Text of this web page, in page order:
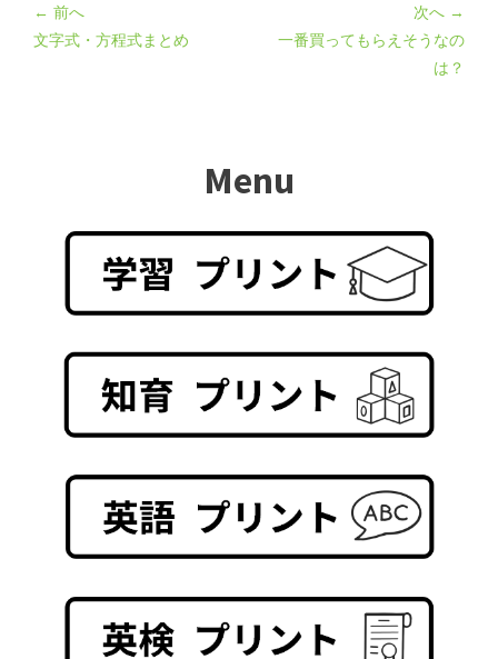
← 前へ
文字式・方程式まとめ
次へ →
一番買ってもらえそうなの
は？
Menu